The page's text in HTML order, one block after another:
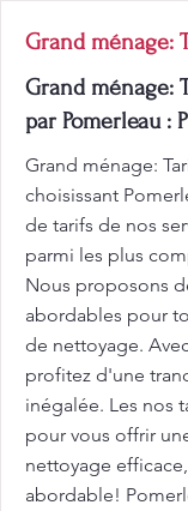
Grand ménage:
Grand ménage:
par Pomerleau :
Grand ménage:
choisissant
de tarifs de nos
parmi les plus
Nous proposons
abordables pour
de nettoyage.
profitez d'une
inégalée. Les nos
pour vous offrir
nettoyage
abordable!